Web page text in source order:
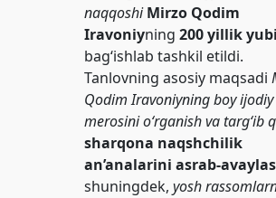
naqqoshi Mirzo Qodim
Iravoniyning200 yillik
bag‘ishlab tashkil etildi.
Tanlovning asosiy maqsadi
Qodim Iravoniyning boy ijodiy
merosini o‘rganish va targ‘ib
sharqona naqshchilik
an’analarini asrab-
shuningdek,yosh